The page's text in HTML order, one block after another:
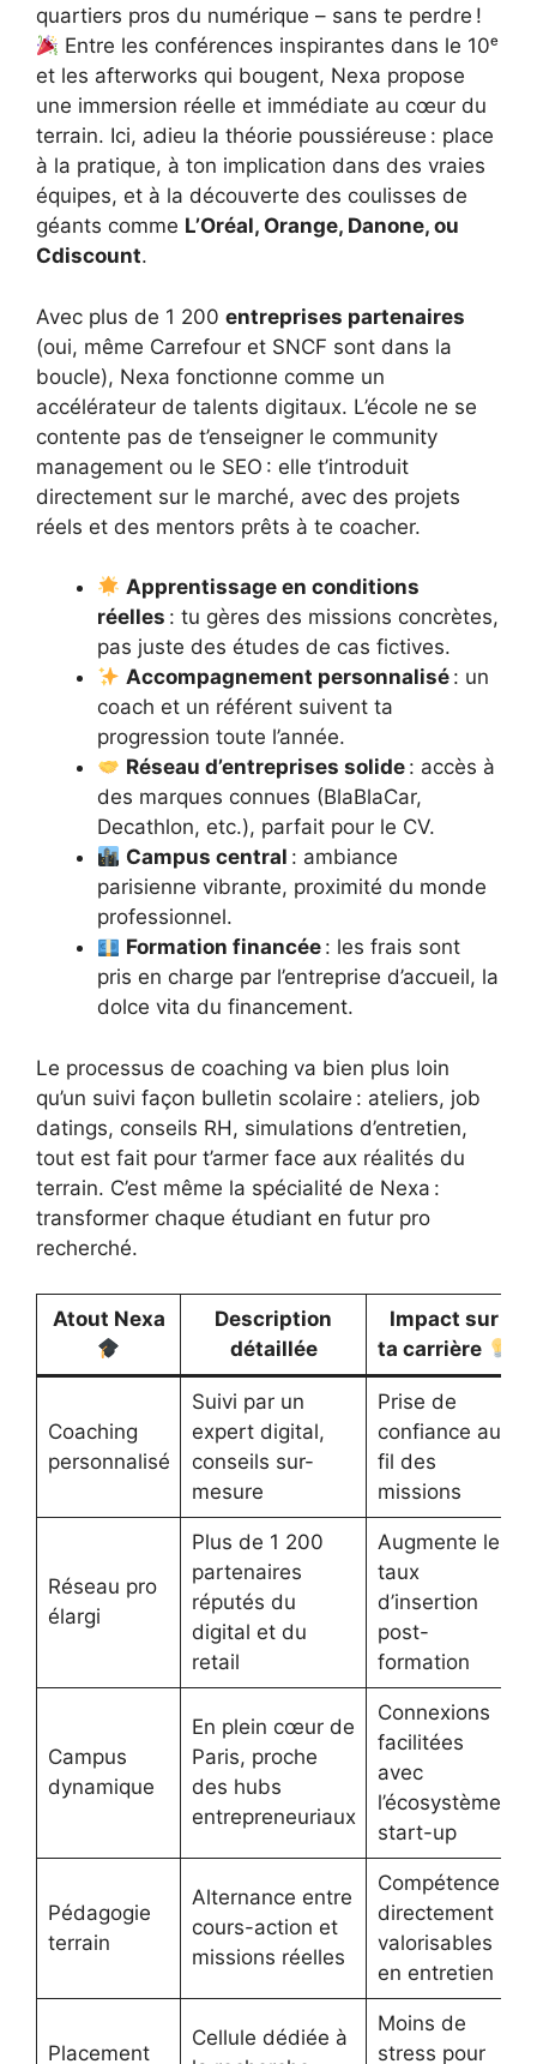
quartiers pros du numérique – sans te perdre !
Entre les conférences inspirantes dans le 10ᵉ
et les afterworks qui bougent, Nexa propose
une immersion réelle et immédiate au cœur du
terrain. Ici, adieu la théorie poussiéreuse : place
à la pratique, à ton implication dans des vraies
équipes, et à la découverte des coulisses de
géants comme L’Oréal, Orange, Danone, ou
Cdiscount.
Avec plus de 1 200 entreprises partenaires
(oui, même Carrefour et SNCF sont dans la
boucle), Nexa fonctionne comme un
accélérateur de talents digitaux. L’école ne se
contente pas de t’enseigner le community
management ou le SEO : elle t’introduit
directement sur le marché, avec des projets
réels et des mentors prêts à te coacher.
Apprentissage en conditions
réelles : tu gères des missions concrètes,
pas juste des études de cas fictives.
Accompagnement personnalisé : un
coach et un référent suivent ta
progression toute l’année.
Réseau d’entreprises solide : accès à
des marques connues (BlaBlaCar,
Decathlon, etc.), parfait pour le CV.
Campus central : ambiance
parisienne vibrante, proximité du monde
professionnel.
Formation financée : les frais sont
pris en charge par l’entreprise d’accueil, la
dolce vita du financement.
Le processus de coaching va bien plus loin
qu’un suivi façon bulletin scolaire : ateliers, job
datings, conseils RH, simulations d’entretien,
tout est fait pour t’armer face aux réalités du
terrain. C’est même la spécialité de Nexa :
transformer chaque étudiant en futur pro
recherché.
Atout Nexa
Description
détaillée
Impact sur
ta carrière
Coaching
personnalisé
Suivi par un
expert digital,
conseils sur-
mesure
Prise de
confiance au
fil des
missions
Réseau pro
élargi
Plus de 1 200
partenaires
réputés du
digital et du
retail
Augmente le
taux
d’insertion
post-
formation
Campus
dynamique
En plein cœur de
Paris, proche
des hubs
entrepreneuriaux
Connexions
facilitées
avec
l’écosystème
start-up
Pédagogie
terrain
Alternance entre
cours-action et
missions réelles
Compétences
directement
valorisables
en entretien
Placement
Cellule dédiée à
Moins de
stress pour